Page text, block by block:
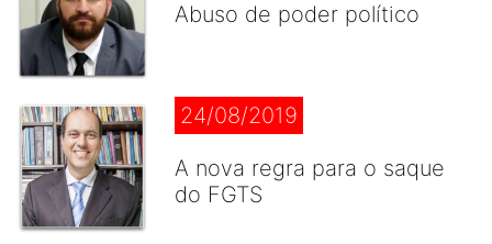
Abuso de poder político
24/08/2019
A nova regra para o saque
do FGTS